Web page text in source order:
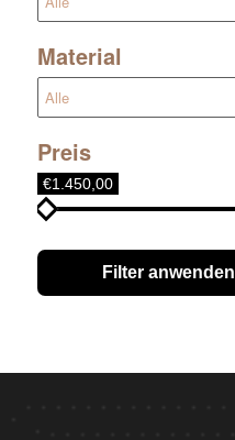
Material
Preis
€1.450,00
Filter anwenden